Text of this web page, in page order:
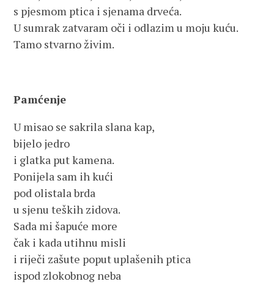
s pjesmom ptica i sjenama drveća.
U sumrak zatvaram oči i odlazim u moju kuću.
Tamo stvarno živim.
Pamćenje
U misao se sakrila slana kap,
bijelo jedro
i glatka put kamena.
Ponijela sam ih kući
pod olistala brda
u sjenu teških zidova.
Sada mi šapuće more
čak i kada utihnu misli
i riječi zašute poput uplašenih ptica
ispod zlokobnog neba